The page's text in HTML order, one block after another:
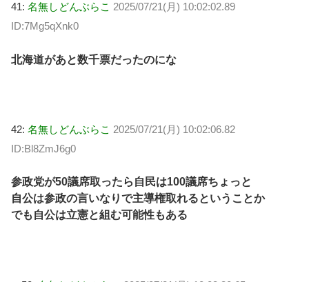
41: 名無しどんぶらこ 2025/07/21(月) 10:02:02.89
ID:7Mg5qXnk0
北海道があと数千票だったのにな
42: 名無しどんぶらこ 2025/07/21(月) 10:02:06.82
ID:Bl8ZmJ6g0
参政党が50議席取ったら自民は100議席ちょっと
自公は参政の言いなりで主導権取れるということか
でも自公は立憲と組む可能性もある